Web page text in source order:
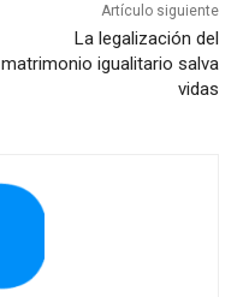
Artículo siguiente
La legalización del
matrimonio igualitario salva
vidas